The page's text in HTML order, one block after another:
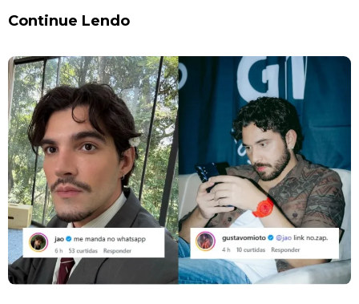
Continue Lendo